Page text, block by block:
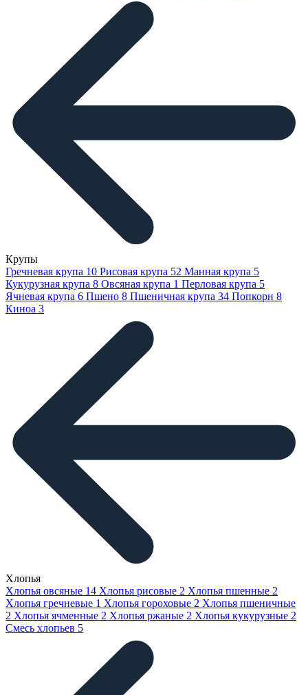
Крупы
Гречневая крупа 10 Рисовая крупа 52 Манная крупа 5
Кукурузная крупа 8 Овсяная крупа 1 Перловая крупа 5
Ячневая крупа 6 Пшено 8 Пшеничная крупа 34 Попкорн 8
Киноа 3
Хлопья
Хлопья овсяные 14 Хлопья рисовые 2 Хлопья пшенные 2
Хлопья гречневые 1 Хлопья гороховые 2 Хлопья пшеничные
2 Хлопья ячменные 2 Хлопья ржаные 2 Хлопья кукурузные 2
Смесь хлопьев 5